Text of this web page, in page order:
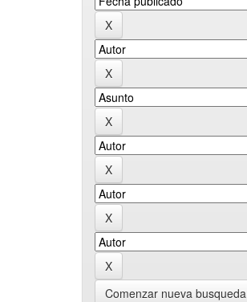
Comenzar nueva busqueda